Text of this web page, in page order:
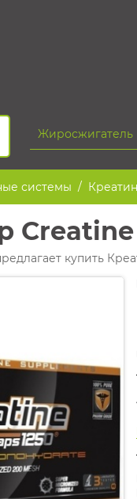
системы
Creatine
купить